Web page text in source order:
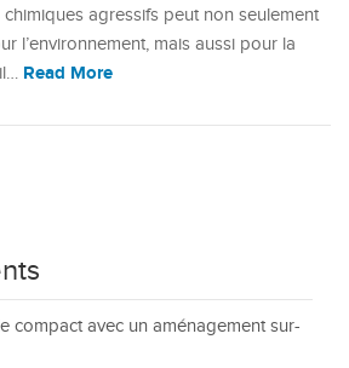
chimiques agressifs peut non seulement
l’environnement, mais aussi pour la
Read More
compact avec un aménagement sur-